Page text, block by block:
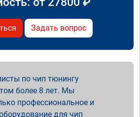
Задать вопрос
по чип тюнингу
более 8 лет. Мы
профессиональное и
для чип